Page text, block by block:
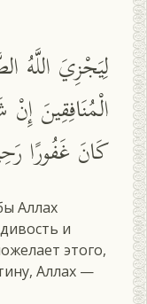
لِيَجْزِيَ اللَّهُ
الْمُنَافِقِينَ
كَانَ غَفُورًا
Аллах
и
этого,
Аллах —